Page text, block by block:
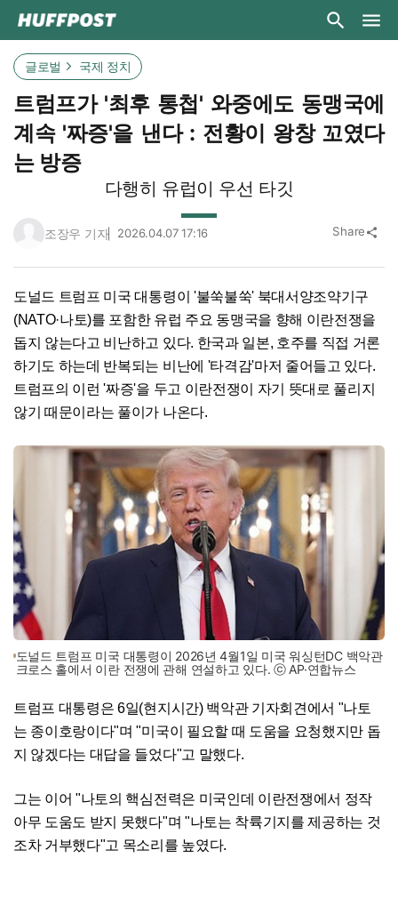
글로벌 국제 정치
트럼프가 '최후 통첩' 와중에도 동맹국에
계속 '짜증'을 낸다 : 전황이 왕창 꼬였다
는 방증
다행히 유럽이 우선 타깃
조장우 기자 2026.04.07 17:16 Share share
도널드 트럼프 미국 대통령이 '불쑥불쑥' 북대서양조약기구
(NATO·나토)를 포함한 유럽 주요 동맹국을 향해 이란전쟁을
돕지 않는다고 비난하고 있다. 한국과 일본, 호주를 직접 거론
하기도 하는데 반복되는 비난에 '타격감'마저 줄어들고 있다.
트럼프의 이런 '짜증'을 두고 이란전쟁이 자기 뜻대로 풀리지
않기 때문이라는 풀이가 나온다.
도널드 트럼프 미국 대통령이 2026년 4월1일 미국 워싱턴DC 백악관
크로스 홀에서 이란 전쟁에 관해 연설하고 있다. ⓒ AP·연합뉴스
트럼프 대통령은 6일(현지시간) 백악관 기자회견에서 "나토
는 종이호랑이다"며 "미국이 필요할 때 도움을 요청했지만 돕
지 않겠다는 대답을 들었다"고 말했다.
그는 이어 "나토의 핵심전력은 미국인데 이란전쟁에서 정작
아무 도움도 받지 못했다"며 "나토는 착륙기지를 제공하는 것
조차 거부했다"고 목소리를 높였다.